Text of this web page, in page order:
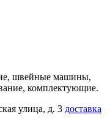
швейные машины,
комплектующие.
улица, д. 3 доставка